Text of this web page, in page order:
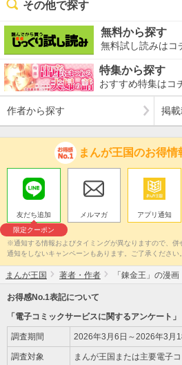
その他で探す
無料から探す
無料試し読みはコ
特集から探す
おすすめ特集はコ
作者から探す 掲
まんが王国のお得情
友だち追加
限定クーポン
メルマガ アプリ通知
※通知する情報およびタイミングが異なりますので、
通知をしないキャンペーンもあります。ご了承ください。
まんが王国 著者・作者 「錬金王」の漫画
お得感No.1表記について
「電子コミックサービスに関するアンケート」
調査期間 2026年3月6日～2026年3月
調査対象
まんが王国または主要電子